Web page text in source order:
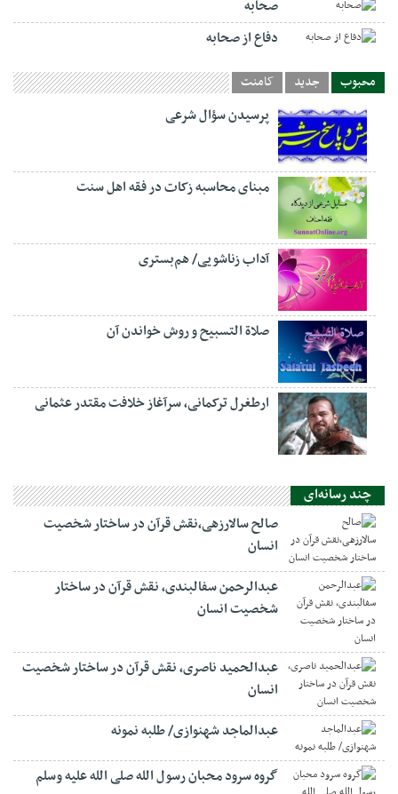
صحابه
دفاع از صحابه
محبوب جدید کامنت
پرسیدن سؤال شرعی
مبنای محاسبه زکات در فقه اهل سنت
آداب زناشویی/ هم‌بستری
صلاة التسبيح و روش خواندن آن
ارطغرل ترکمانی، سرآغاز خلافت مقتدر عثمانی
چند رسانه‌ای
صالح سالارزهی،‌نقش قرآن در ساختار شخصیت
انسان
عبدالرحمن سفالبندی، نقش قرآن در ساختار
شخصیت انسان
عبدالحمید ناصری، نقش قرآن در ساختار شخصیت
انسان
عبدالماجد شهنوازی/ طلبه نمونه
گروه سرود محبان رسول الله صلی الله علیه وسلم